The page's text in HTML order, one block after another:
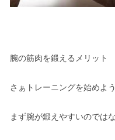
腕の筋肉を鍛えるメリット
さぁトレーニングを始めよ
まず腕が鍛えやすいのでは